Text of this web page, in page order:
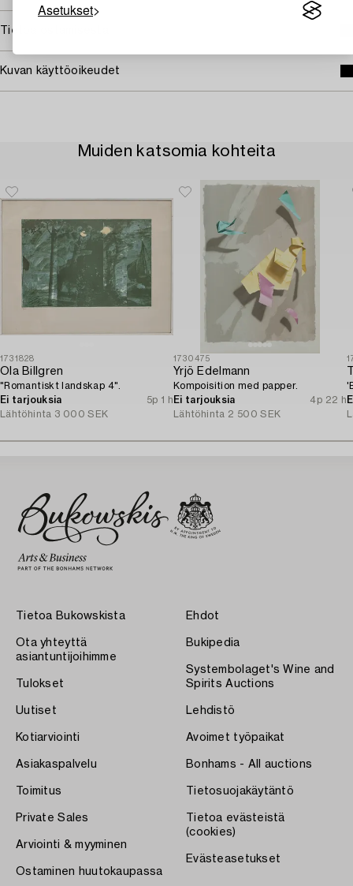
Asetukset
Tietoa ostamisesta
Kuvan käyttöoikeudet
Muiden katsomia kohteita
1731828
Ola Billgren
"Romantiskt landskap 4".
Ei tarjouksia
5p 1 h
Lähtöhinta 3 000 SEK
1730475
Yrjö Edelmann
Kompoisition med papper.
Ei tarjouksia
4p 22 h
Lähtöhinta 2 500 SEK
Tietoa Bukowskista
Ota yhteyttä
asiantuntijoihimme
Tulokset
Uutiset
Kotiarviointi
Asiakaspalvelu
Toimitus
Private Sales
Arviointi & myyminen
Ostaminen huutokaupassa
Ehdot
Bukipedia
Systembolaget's Wine and
Spirits Auctions
Lehdistö
Avoimet työpaikat
Bonhams - All auctions
Tietosuojakäytäntö
Tietoa evästeistä
(cookies)
Evästeasetukset